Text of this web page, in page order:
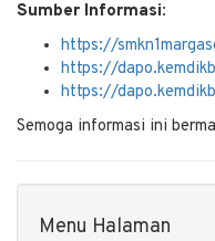
Sumber Informasi:
https://
https://
https://
Semoga informasi ini
Menu Halaman